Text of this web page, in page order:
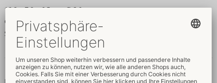
18,2 x 7,8 x 6,5 cm. Ø 3,9 cm.
Gewicht 271 g.
Silikon, PC.
Daten & Eigenschaften